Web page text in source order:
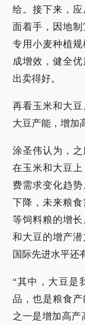
给。接下来，
面着手，因地
专用小麦种植
成增效，健全
出卖得好。
再看玉米和大豆
大豆产能，增加
涂圣伟认为，
在玉米和大豆
费需求变化趋
下降，未来粮
等饲料粮的增
和大豆的增产
国际先进水平还
“其中，大豆是
品，也是粮食
之一是增加高产